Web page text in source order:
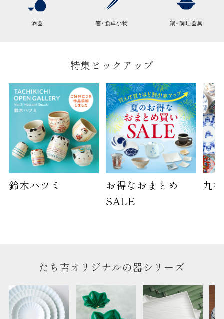
酒器 箸・食卓小物 鍋・調理器具
特集ピックアップ
鈴木ハツミ
お得なおまとめ
SALE
九
たち吉オリジナルの器シリーズ